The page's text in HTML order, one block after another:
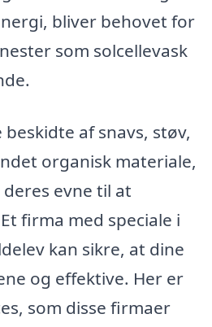
bliver behovet for
som solcellevask
beskidte af snavs, støv,
organisk materiale,
evne til at
firma med speciale i
kan sikre, at dine
og effektive. Her er
som disse firmaer